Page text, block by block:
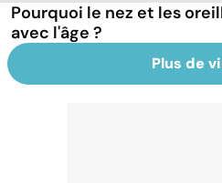
Pourquoi le nez et les
avec l'âge ?
Plus de